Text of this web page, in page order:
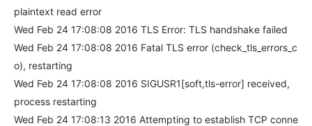
plaintext read error
Wed Feb 24 17:08:08 2016 TLS Error: TLS handshake failed
Wed Feb 24 17:08:08 2016 Fatal TLS error (check_tls_errors_c
o), restarting
Wed Feb 24 17:08:08 2016 SIGUSR1[soft,tls-error] received,
process restarting
Wed Feb 24 17:08:13 2016 Attempting to establish TCP conne